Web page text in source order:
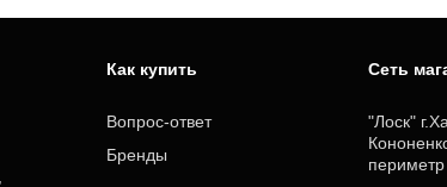
Как купить
Вопрос-ответ
Бренды
Cеть
"Лоск"